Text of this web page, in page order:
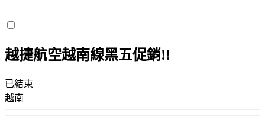
越捷航空越南線黑五促銷!!
已結束
越南